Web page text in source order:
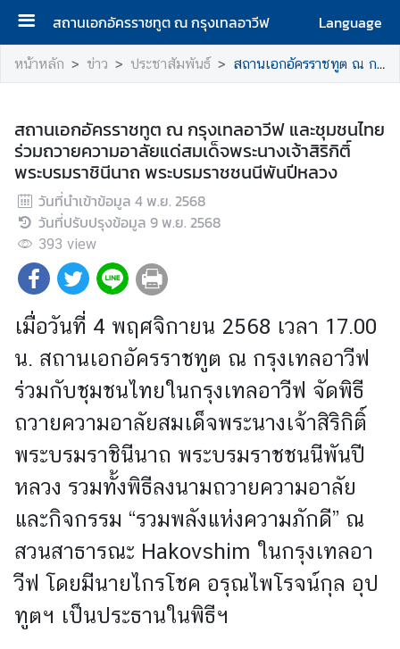
สถานเอกอัครราชทูต ณ กรุงเทลอาวีฟ
Language
ห
แ
ร
ก
ติ
ด
ต่
อ
เ
า
ข่
ว
ก
า
ร
ท่
อ
ง
เ
หน้าหลัก ข่าว ประชาสัมพันธ์ สถานเอกอัครราชทูต ณ กรุงเทลอาวีฟ และชุมชนไทยร่วมถวายความอาลัยแด่สมเด็จพระนางเจ้าสิริกิติ์ พระบรมราชินีนาถ พระบรมราชชนนีพันปีหลวง
สถานเอกอัครราชทูต ณ กรุงเทลอาวีฟ และชุมชนไทย
ร่วมถวายความอาลัยแด่สมเด็จพระนางเจ้าสิริกิติ์
พระบรมราชินีนาถ พระบรมราชชนนีพันปีหลวง
วันที่นำเข้าข้อมูล 4 พ.ย. 2568
วันที่ปรับปรุงข้อมูล 9 พ.ย. 2568
393 view
เมื่อวันที่ 4 พฤศจิกายน 2568 เวลา 17.00
น. สถานเอกอัครราชทูต ณ กรุงเทลอาวีฟ
ร่วมกับชุมชนไทยในกรุงเทลอาวีฟ จัดพิธี
ถวายความอาลัยสมเด็จพระนางเจ้าสิริกิติ์
พระบรมราชินีนาถ พระบรมราชชนนีพันปี
หลวง รวมทั้งพิธีลงนามถวายความอาลัย
และกิจกรรม “รวมพลังแห่งความภักดี” ณ
สวนสาธารณะ Hakovshim ในกรุงเทลอา
วีฟ โดยมีนายไกรโชค อรุณไพโรจน์กุล อุป
ทูตฯ เป็นประธานในพิธีฯ